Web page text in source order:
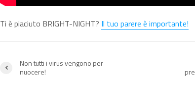
Ti è piaciuto BRIGHT-NIGHT? Il tuo parere è importante!
Non tutti i virus vengono per
nuocere!